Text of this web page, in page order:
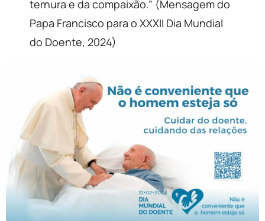
ternura e da compaixão.” (Mensagem do
Papa Francisco para o XXXII Dia Mundial
do Doente, 2024)